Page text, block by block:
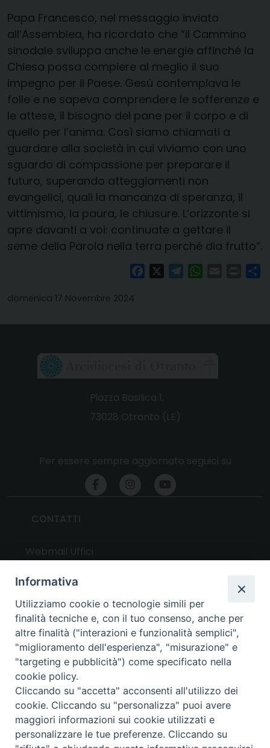
Papa Francesco, nel messaggio inviato
all’Assemblea, ha ricordato che “il Cammino
sinodale sviluppa anche le energie affinché la
Chiesa possa compiere al meglio il suo
impegno per il Paese. Gesù contemplava le
folle e ne sapeva comprendere le sofferenze e
le attese, il bisogno del pane per il corpo e di
quello per l’anima. Così siamo chiamati a
guardare alla società in cui viviamo con uno
sguardo di compassione per preparare il
futuro, superando atteggiamenti non
evangelici, quali la mancanza di speranza, il
vittimismo, la paura, le chiusure. L’orizzonte si
apre davanti a voi: continuate a gettare il
seme della Parola nella terra perché dia frutto”.
FacebookTelegramWhatsAppPrint
domenica 17 Novembre 2024
UTILITY
News
Altri articoli
Notizie nazionali
Download
Amministrazione Trasparente
Informativa
Utilizziamo cookie o tecnologie simili per
finalità tecniche e, con il tuo consenso, anche per
altre finalità ("interazioni e funzionalità semplici",
"miglioramento dell'esperienza", "misurazione" e
"targeting e pubblicità") come specificato nella
cookie policy.
Cliccando su "accetta" acconsenti all'utilizzo dei
cookie. Cliccando su "personalizza" puoi avere
maggiori informazioni sui cookie utilizzati e
personalizzare le tue preferenze. Cliccando su